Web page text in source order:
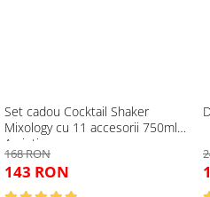
Set cadou Cocktail Shaker
Mixology cu 11 accesorii 750ml
Argintiu
168 RON
143 RON